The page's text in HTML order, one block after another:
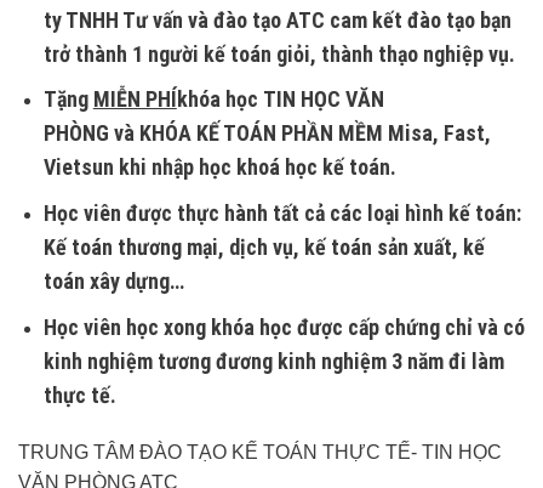
ty TNHH Tư vấn và đào tạo ATC cam kết đào tạo bạn
trở thành 1 người kế toán giỏi, thành thạo nghiệp vụ.
Tặng MIỄN PHÍkhóa học TIN HỌC VĂN
PHÒNG và KHÓA KẾ TOÁN PHẦN MỀM Misa, Fast,
Vietsun khi nhập học khoá học kế toán.
Học viên được thực hành tất cả các loại hình kế toán:
Kế toán thương mại, dịch vụ, kế toán sản xuất, kế
toán xây dựng…
Học viên học xong khóa học được cấp chứng chỉ và có
kinh nghiệm tương đương kinh nghiệm 3 năm đi làm
thực tế.
TRUNG TÂM ĐÀO TẠO KẾ TOÁN THỰC TẾ- TIN HỌC
VĂN PHÒNG ATC